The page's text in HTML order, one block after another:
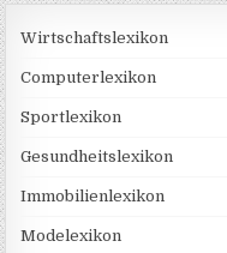
Wirtschaftslexikon
Computerlexikon
Sportlexikon
Gesundheitslexikon
Immobilienlexikon
Modelexikon